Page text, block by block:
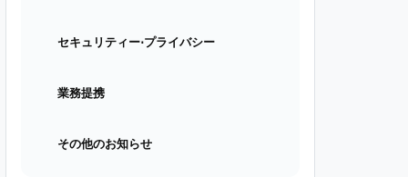
セキュリティー⋅プライバシー
業務提携
その他のお知らせ